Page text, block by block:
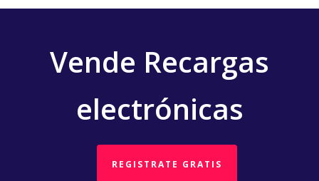
Vende Recargas
electrónicas
REGISTRATE GRATIS